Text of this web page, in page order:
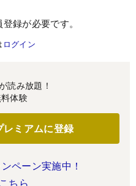
録が必要です。
ログイン
読み放題！
体験
レミアムに登録
ペーン実施中！
ちら